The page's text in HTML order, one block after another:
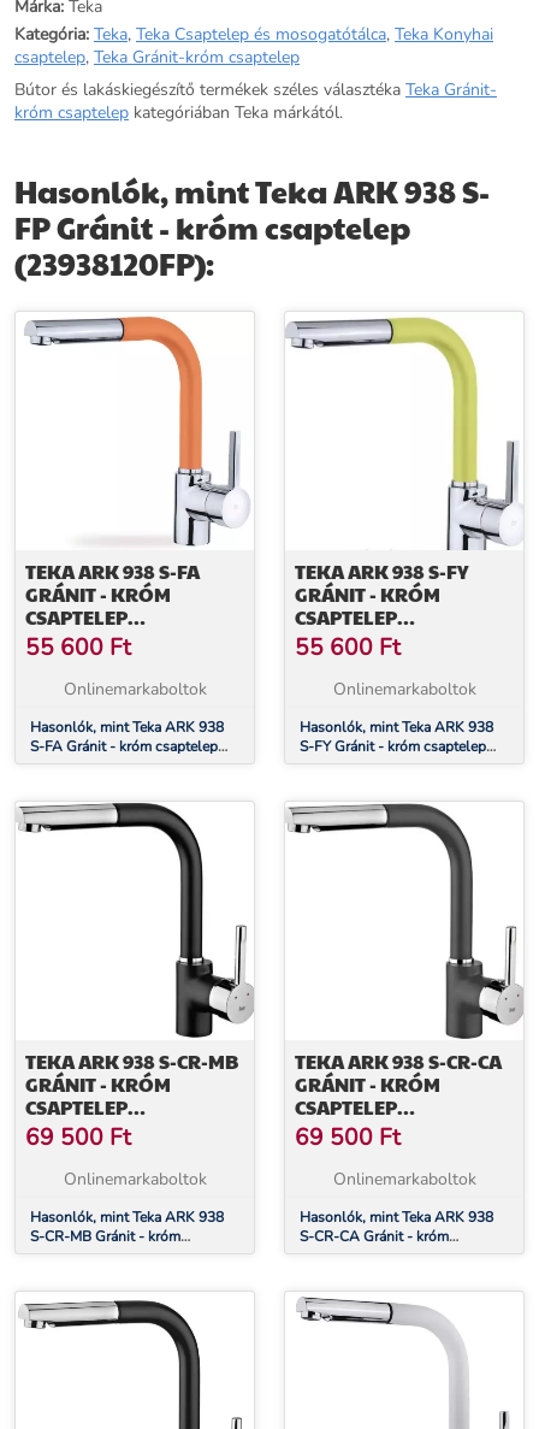
Márka: Teka
Kategória: Teka, Teka Csaptelep és mosogatótálca, Teka Konyhai
csaptelep, Teka Gránit-króm csaptelep
Bútor és lakáskiegészítő termékek széles választéka Teka Gránit-
króm csaptelep kategóriában Teka márkától.
Hasonlók, mint Teka ARK 938 S-
FP Gránit - króm csaptelep
(23938120FP):
TEKA ARK 938 S-FA
GRÁNIT - KRÓM
CSAPTELEP
(23938120FA)
55 600 Ft
Onlinemarkaboltok
Hasonlók, mint Teka ARK 938
S-FA Gránit - króm csaptelep
(23938120FA)
TEKA ARK 938 S-FY
GRÁNIT - KRÓM
CSAPTELEP
(23938120FY)
55 600 Ft
Onlinemarkaboltok
Hasonlók, mint Teka ARK 938
S-FY Gránit - króm csaptelep
(23938120FY)
TEKA ARK 938 S-CR-MB
GRÁNIT - KRÓM
CSAPTELEP
(23938120Q)
69 500 Ft
Onlinemarkaboltok
Hasonlók, mint Teka ARK 938
S-CR-MB Gránit - króm
csaptelep (23938120Q)
TEKA ARK 938 S-CR-CA
GRÁNIT - KRÓM
CSAPTELEP
(23938120CN)
69 500 Ft
Onlinemarkaboltok
Hasonlók, mint Teka ARK 938
S-CR-CA Gránit - króm
csaptelep (23938120CN)